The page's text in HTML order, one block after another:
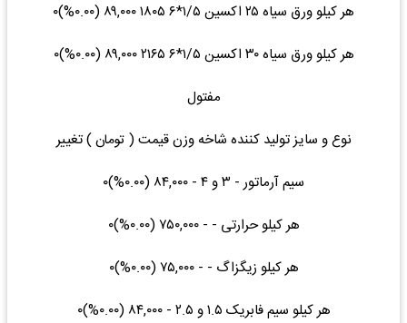
هر کیلو ورق سیاه ۲۵ اکسین ۱/۵*۶ ۱۸۰۵ ۸۹,۰۰۰ (۰.۰۰%)۰
هر کیلو ورق سیاه ۳۰ اکسین ۱/۵*۶ ۲۱۶۵ ۸۹,۰۰۰ (۰.۰۰%)۰
مفتول
نوع و سایز تولید کننده شاخه وزن قیمت ( تومان ) تغییر
سیم آرماتور - ۳ و ۴ - ۸۴,۰۰۰ (۰.۰۰%)۰
هر کیلو حرارتی - - ۷۵۰,۰۰۰ (۰.۰۰%)۰
هر کیلو زیگزاگ - - ۷۵,۰۰۰ (۰.۰۰%)۰
هر کیلو سیم فابریک ۱.۵ و ۲.۵ - ۸۴,۰۰۰ (۰.۰۰%)۰